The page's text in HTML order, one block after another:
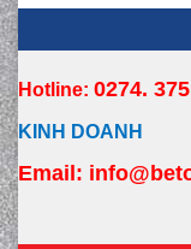
Hotline: 0274.
KINH DOANH
Email: info